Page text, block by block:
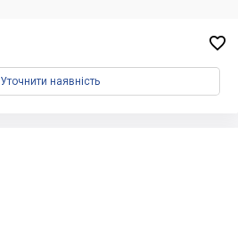

Уточнити наявність